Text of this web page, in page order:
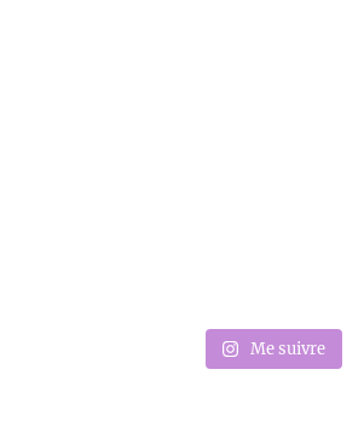
Me suivre